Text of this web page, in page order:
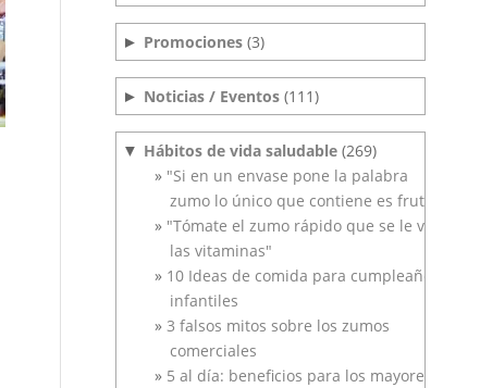
► Promociones (3)
► Noticias / Eventos (111)
▼ Hábitos de vida saludable (269)
"Si en un envase pone la palabra
zumo lo único que contiene es fruta"
"Tómate el zumo rápido que se le van
las vitaminas"
10 Ideas de comida para cumpleaños
infantiles
3 falsos mitos sobre los zumos
comerciales
5 al día: beneficios para los mayores